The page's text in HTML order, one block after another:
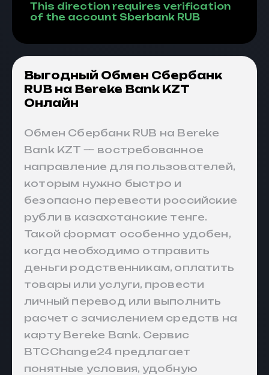
This direction requires verification
of the account Sberbank RUB
Выгодный Обмен Сбербанк
RUB на Bereke Bank KZT
Онлайн
Обмен Сбербанк RUB на Bereke
Bank KZT — востребованное
направление для пользователей,
которым нужно быстро и
безопасно перевести российские
рубли в казахстанские тенге.
Такой формат особенно удобен,
когда необходимо отправить
деньги родственникам, оплатить
товары или услуги, провести
личный перевод или выполнить
расчет с зачислением средств на
карту Bereke Bank. Сервис
BTCChange24 предлагает
понятные условия, удобную